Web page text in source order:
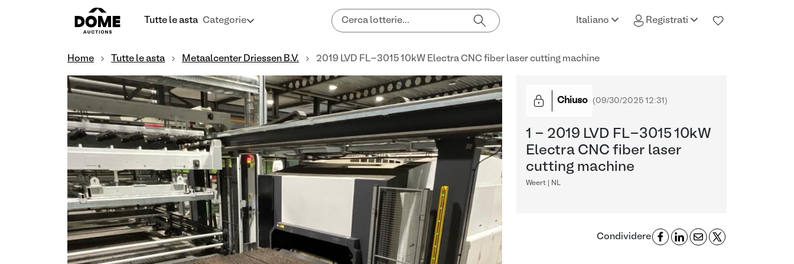
Tutte le asta Categorie Italiano Registrati
Home Tutte le asta Metaalcenter Driessen B.V. 2019 LVD FL-3015 10kW Electra CNC fiber laser cutting machine
Chiuso (09/30/2025 12:31 )
1 - 2019 LVD FL-3015 10kW
Electra CNC fiber laser
cutting machine
Weert | NL
Condividere